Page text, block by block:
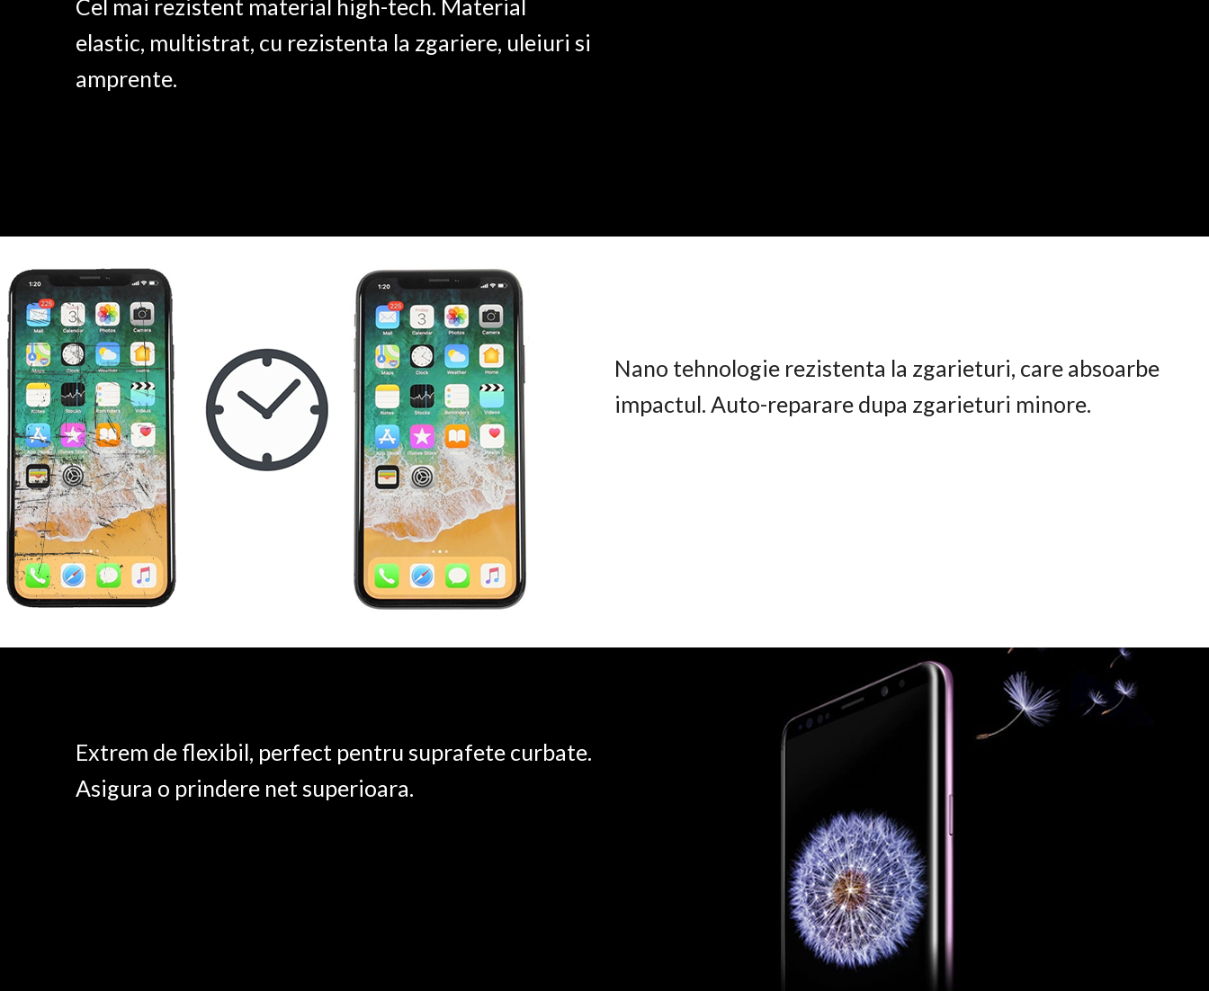
Cel mai rezistent material high-tech. Material
elastic, multistrat, cu rezistenta la zgariere, uleiuri si
amprente.
Nano tehnologie rezistenta la zgarieturi, care absoarbe
impactul. Auto-reparare dupa zgarieturi minore.
Extrem de flexibil, perfect pentru suprafete curbate.
Asigura o prindere net superioara.